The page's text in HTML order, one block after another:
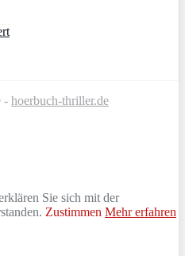
- hoerbuch-thriller.de
Sie sich mit der
Zustimmen Mehr erfahren